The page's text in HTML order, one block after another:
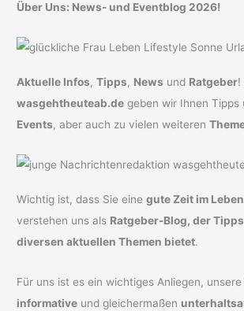
Über Uns: News- und Eventblog 2026!
Aktuelle Infos,Tipps, News und Ratgeber!
wasgehtheuteab.de geben wir Ihnen Tipps
Events, aber auch zu vielen weiteren
Wichtig ist, dass Sie einegute Zeit im Leben
verstehen uns als Ratgeber-Blog, der
diversen aktuellen Themen bietet.
Für uns ist es ein wichtiges Anliegen,
informative und gleichermaßen